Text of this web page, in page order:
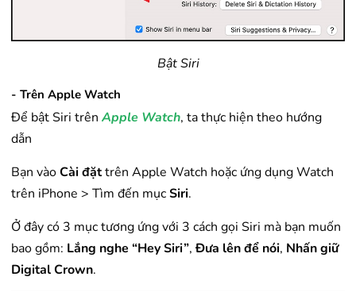
Bật Siri
- Trên Apple Watch
Để bật Siri trên Apple Watch, ta thực hiện theo hướng
dẫn
Bạn vàoCài đặttrên Apple Watch hoặc ứng dụng Watch
trên iPhone > Tìm đến mụcSiri.
Ở đây có 3 mục tương ứng với 3 cách gọi Siri mà bạn muốn
bao gồm: Lắng nghe “Hey Siri”,Đưa lên để nói, Nhấn giữ
Digital Crown.